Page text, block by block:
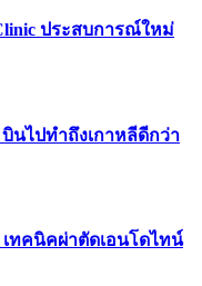
ประสบการณ์ใหม่
นไปทำถึงเกาหลีดีกว่า
ทคนิคผ่าตัดเอนโดไทน์